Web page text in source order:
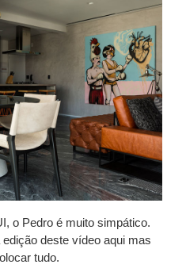
o Pedro é muito simpático.
deste vídeo aqui mas
tudo.